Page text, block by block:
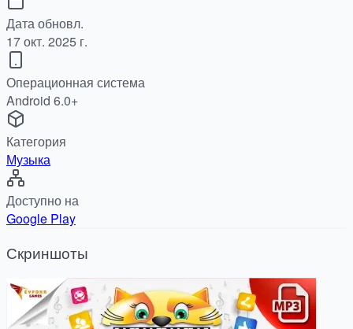
Дата обновл.
17 окт. 2025 г.
Операционная система
Android 6.0+
Категория
Музыка
Доступно на
Google Play
Скриншоты